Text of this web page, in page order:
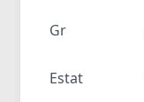
Gr
Estat